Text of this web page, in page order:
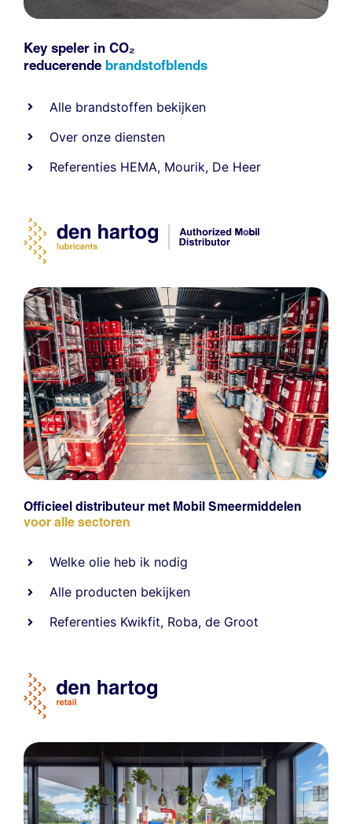
Key speler in CO₂
reducerende brandstofblends
Alle brandstoffen bekijken
Over onze diensten
Referenties HEMA, Mourik, De Heer
Officieel distributeur met Mobil Smeermiddelen
voor alle sectoren
Welke olie heb ik nodig
Alle producten bekijken
Referenties Kwikfit, Roba,de Groot